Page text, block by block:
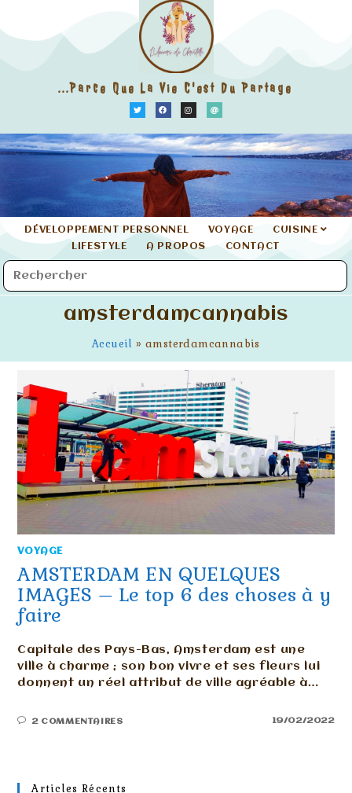
...parce Que La Vie C'est Du Partage
DÉVELOPPEMENT PERSONNEL VOYAGE
CUISINE
LIFESTYLE
A PROPOS CONTACT
amsterdamcannabis
Accueil »amsterdamcannabis
VOYAGE
AMSTERDAM EN QUELQUES
IMAGES – Le top 6 des choses à y
faire
Capitale des Pays-Bas, Amsterdam est une
ville à charme ; son bon vivre et ses fleurs lui
donnent un réel attribut de ville agréable à…
2 COMMENTAIRES 19/02/2022
Articles Récents